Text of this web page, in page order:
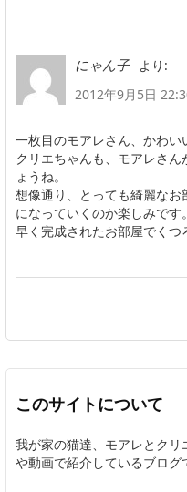
にゃん子
より:
2012年9月5日
一枚目のモアレさん、かわ
クリエちゃんも、モアレさ
ょうね。
想像通り、とっても綺麗なお
になっていくのか楽しみです。
早く完成されたお部屋でくつ
このサイトについて
我が家の猫達、モアレとク
や動画で紹介しているブログ